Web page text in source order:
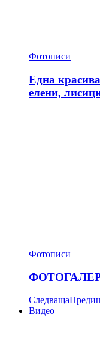
Фотописи
Една
елени,
Фотописи
Следваща
Видео